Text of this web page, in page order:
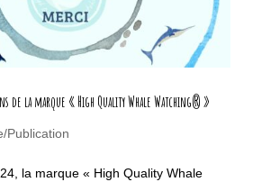
ans de la marque « High Quality Whale Watching® »
Publication
la marque « High Quality Whale